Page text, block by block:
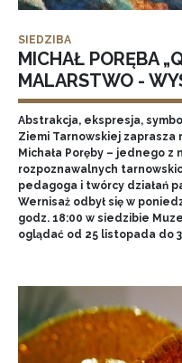
SIEDZIBA
MICHAŁ PORĘBA
MALARSTWO -
Abstrakcja, ekspresja,
Ziemi Tarnowskiej zaprasza
Michała Poręby – jednego
rozpoznawalnych
pedagoga i twórcy działań
Wernisaż odbył się w
godz. 18:00 w siedzibie
oglądać od 25 listopada do